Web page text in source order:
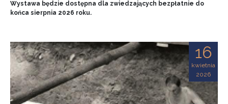
Wystawa będzie dostępna dla zwiedzających bezpłatnie do
końca sierpnia 2026 roku.
16
kwietnia
2026